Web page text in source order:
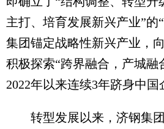
主打、培育发展新兴产业”的
集团锚定战略性新兴产业，
积极探索“跨界融合，产城融
2022年以来连续3年跻身中国
转型发展以来，济钢集团